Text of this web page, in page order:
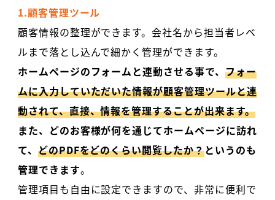
1.顧客管理ツール
顧客情報の整理ができます。会社名から担当者レベ
ルまで落とし込んで細かく管理ができます。
ホームページのフォームと連動させる事で、 フォー
ムに入力していただいた情報が顧客管理ツールと連
動されて、直接、情報を管理することが出来ます。
また、どのお客様が何を通じてホームページに訪れ
て、 どのPDFをどのくらい閲覧したか？というのも
管理できます。
管理項目も自由に設定できますので、非常に便利で